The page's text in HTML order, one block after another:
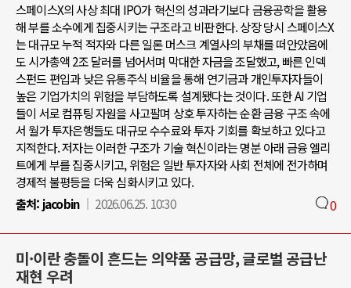
스페이스X의 사상 최대 IPO가 혁신의 성과라기보다 금융공학을 활용
해 부를 소수에게 집중시키는 구조라고 비판한다. 상장 당시 스페이스X
는 대규모 누적 적자와 다른 일론 머스크 계열사의 부채를 떠안았음에
도 시가총액 2조 달러를 넘어서며 막대한 자금을 조달했고, 빠른 인덱
스펀드 편입과 낮은 유통주식 비율을 통해 연기금과 개인투자자들이
높은 기업가치의 위험을 부담하도록 설계됐다는 것이다. 또한 AI 기업
들이 서로 컴퓨팅 자원을 사고팔며 상호 투자하는 순환 금융 구조 속에
서 월가 투자은행들도 대규모 수수료와 투자 기회를 확보하고 있다고
지적한다. 저자는 이러한 구조가 기술 혁신이라는 명분 아래 금융 엘리
트에게 부를 집중시키고, 위험은 일반 투자자와 사회 전체에 전가하며
경제적 불평등을 더욱 심화시키고 있다.
출처: jacobin 2026.06.25. 10:30 0
미·이란 충돌이 흔드는 의약품 공급망, 글로벌 공급난
재현 우려